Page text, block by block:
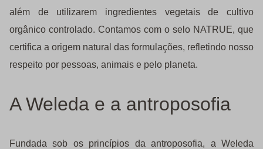
além de utilizarem ingredientes vegetais de cultivo
orgânico controlado. Contamos com o selo NATRUE, que
certifica a origem natural das formulações, refletindo nosso
respeito por pessoas, animais e pelo planeta.
A Weleda e a antroposofia
Fundada sob os princípios da antroposofia, a Weleda